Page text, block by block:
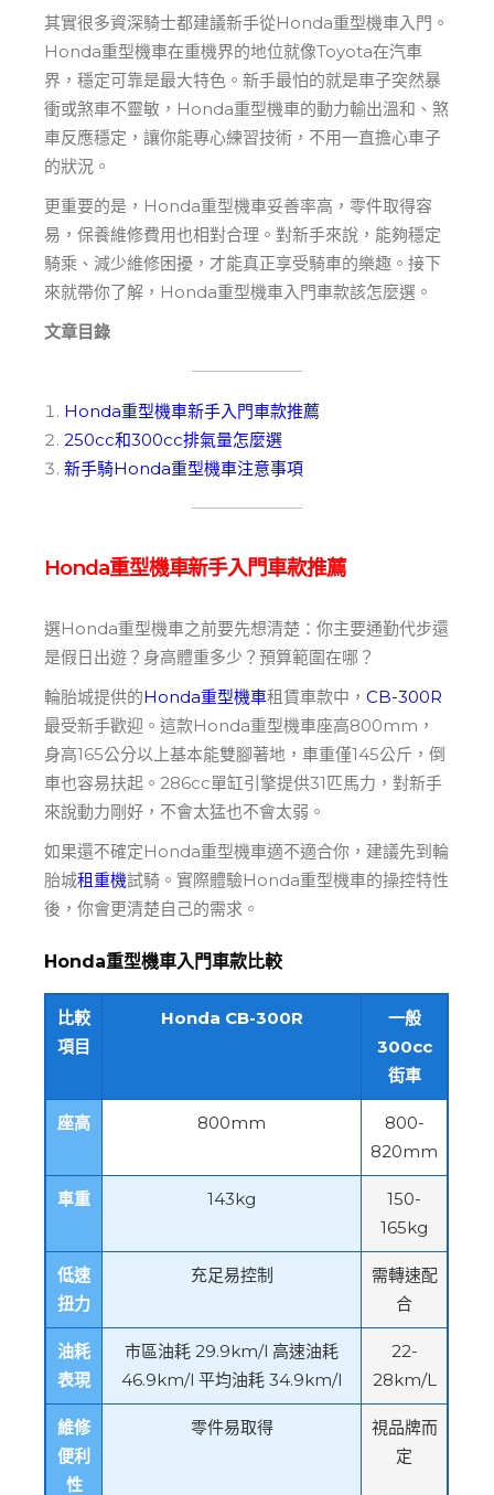
其實很多資深騎士都建議新手從Honda重型機車入門。
Honda重型機車在重機界的地位就像Toyota在汽車
界，穩定可靠是最大特色。新手最怕的就是車子突然暴
衝或煞車不靈敏，Honda重型機車的動力輸出溫和、煞
車反應穩定，讓你能專心練習技術，不用一直擔心車子
的狀況。
更重要的是，Honda重型機車妥善率高，零件取得容
易，保養維修費用也相對合理。對新手來說，能夠穩定
騎乘、減少維修困擾，才能真正享受騎車的樂趣。接下
來就帶你了解，Honda重型機車入門車款該怎麼選。
文章目錄
Honda重型機車新手入門車款推薦
250cc和300cc排氣量怎麼選
新手騎Honda重型機車注意事項
Honda重型機車新手入門車款推薦
選Honda重型機車之前要先想清楚：你主要通勤代步還
是假日出遊？身高體重多少？預算範圍在哪？
輪胎城提供的Honda重型機車租賃車款中，CB-300R
最受新手歡迎。這款Honda重型機車座高800mm，
身高165公分以上基本能雙腳著地，車重僅145公斤，倒
車也容易扶起。286cc單缸引擎提供31匹馬力，對新手
來說動力剛好，不會太猛也不會太弱。
如果還不確定Honda重型機車適不適合你，建議先到輪
胎城租重機試騎。實際體驗Honda重型機車的操控特性
後，你會更清楚自己的需求。
Honda重型機車入門車款比較
比較
項目
Honda CB-300R
一般
300cc
街車
座高 800mm
800-
820mm
車重 143kg
150-
165kg
低速
扭力
充足易控制
需轉速配
合
油耗
表現
市區油耗 29.9km/l 高速油耗
46.9km/l 平均油耗 34.9km/l
22-
28km/L
維修
便利
性
零件易取得
視品牌而
定